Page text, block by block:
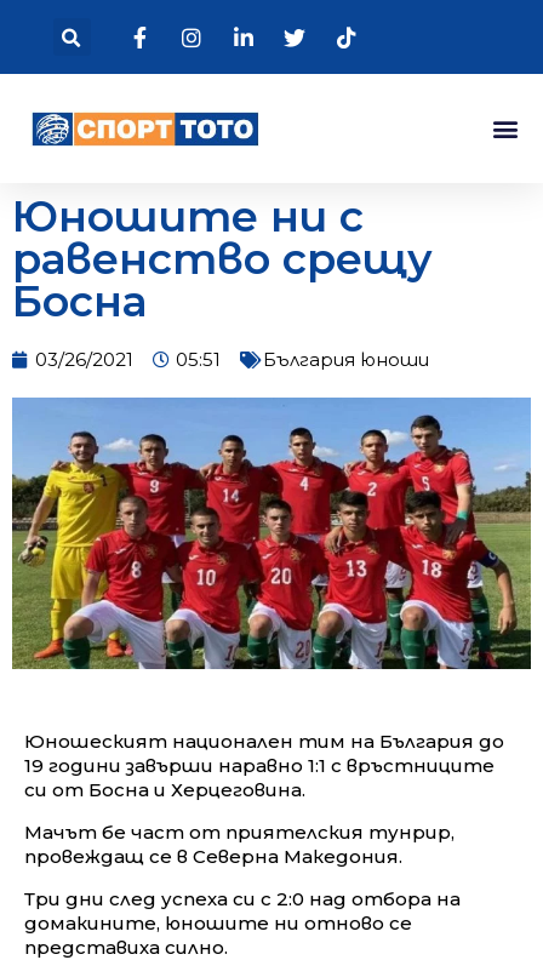
Юношите ни с
равенство срещу
Босна
03/26/2021 05:51 България юноши
Юношеският национален тим на България до
19 години завърши наравно 1:1 с връстниците
си от Босна и Херцеговина.
Мачът бе част от приятелския тунрир,
провеждащ се в Северна Македония.
Три дни след успеха си с 2:0 над отбора на
домакините, юношите ни отново се
представиха силно.